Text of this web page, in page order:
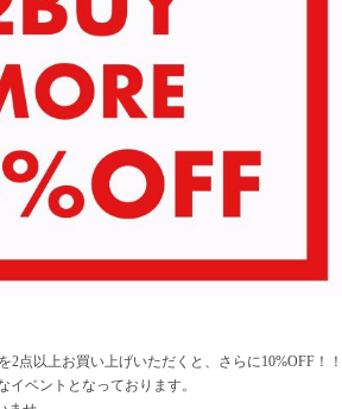
2点以上お買い上げいただくと、さらに10%OFF！！
ベントとなっております。